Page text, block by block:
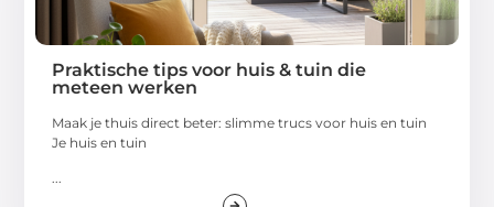
Praktische tips voor huis & tuin die
meteen werken
Maak je thuis direct beter: slimme trucs voor huis en tuin
Je huis en tuin
...